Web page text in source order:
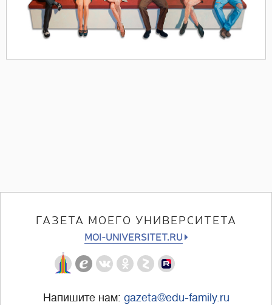
ГАЗЕТА МОЕГО УНИВЕРСИТЕТА
MOI-UNIVERSITET.RU
Напишите нам: gazeta@edu-family.ru